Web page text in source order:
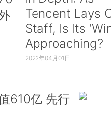
Tencent Lays
Staff, Is Its
Approaching?
2022年04月01日
610亿 先行